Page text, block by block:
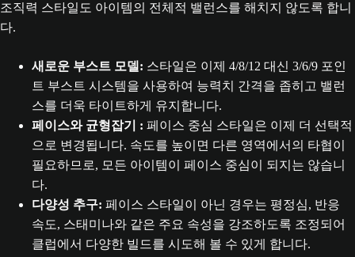
조직력 스타일도 아이템의 전체적 밸런스를 해치지 않도록 합니
다.
새로운 부스트 모델: 스타일은 이제 4/8/12 대신 3/6/9 포인
트 부스트 시스템을 사용하여 능력치 간격을 좁히고 밸런
스를 더욱 타이트하게 유지합니다.
페이스와 균형잡기 : 페이스 중심 스타일은 이제 더 선택적
으로 변경됩니다. 속도를 높이면 다른 영역에서의 타협이
필요하므로, 모든 아이템이 페이스 중심이 되지는 않습니
다.
다양성 추구: 페이스 스타일이 아닌 경우는 평정심, 반응
속도, 스태미나와 같은 주요 속성을 강조하도록 조정되어
클럽에서 다양한 빌드를 시도해 볼 수 있게 합니다.